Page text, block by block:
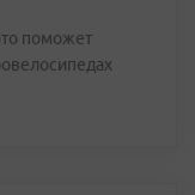
поможет